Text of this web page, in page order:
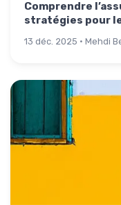
Comprendre
stratégies pour
13 déc. 2025 · Mehdi